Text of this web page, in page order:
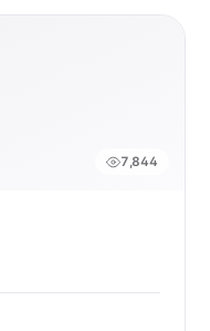
7,844